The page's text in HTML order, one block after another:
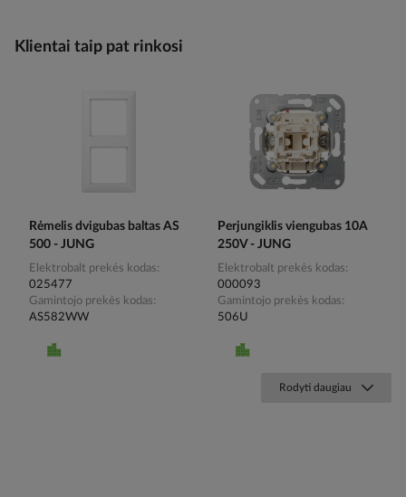
Klientai taip pat rinkosi
Rėmelis dvigubas baltas AS
500 - JUNG
Elektrobalt prekės kodas
025477
Gamintojo prekės kodas
AS582WW
Perjungiklis viengubas 10A
250V - JUNG
Elektrobalt prekės kodas
000093
Gamintojo prekės kodas
506U
Rodyti daugiau